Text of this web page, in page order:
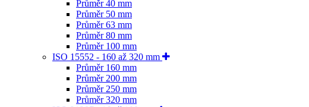
Průměr 40 mm
Průměr 50 mm
Průměr 63 mm
Průměr 80 mm
Průměr 100 mm
ISO 15552 - 160 až 320 mm
Průměr 160 mm
Průměr 200 mm
Průměr 250 mm
Průměr 320 mm